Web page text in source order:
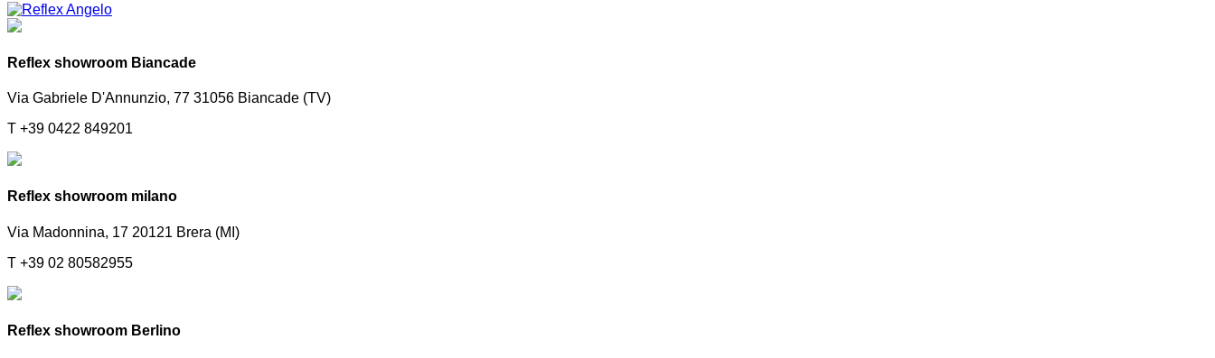
Reflex showroom Biancade
Via Gabriele D'Annunzio, 77 31056 Biancade (TV)
T +39 0422 849201
Reflex showroom milano
Via Madonnina, 17 20121 Brera (MI)
T +39 02 80582955
Reflex showroom Berlino